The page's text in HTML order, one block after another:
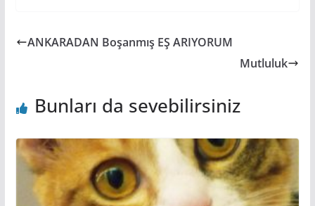
ANKARADAN Boşanmış EŞ ARIYORUM
Mutluluk
Bunları da sevebilirsiniz